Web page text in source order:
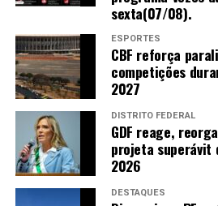
PRÓXIMO
Alunos da Escola Classe 11 de
caderneta de vacinação
RECENTES
UBS de Santa Maria terá
capacidade para 300
Amarildo Mota
sexta(07/08).
ESPORTES
CBF reforça
competições
2027
DISTRITO FEDERAL
GDF reage,
projeta superávit
2026
DESTAQUES